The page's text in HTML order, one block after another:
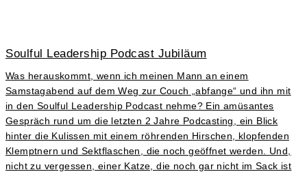
Soulful Leadership Podcast Jubiläum
Was herauskommt, wenn ich meinen Mann an einem
Samstagabend auf dem Weg zur Couch „abfange“ und ihn mit
in den Soulful Leadership Podcast nehme? Ein amüsantes
Gespräch rund um die letzten 2 Jahre Podcasting, ein Blick
hinter die Kulissen mit einem röhrenden Hirschen, klopfenden
Klemptnern und Sektflaschen, die noch geöffnet werden. Und,
nicht zu vergessen, einer Katze, die noch gar nicht im Sack ist